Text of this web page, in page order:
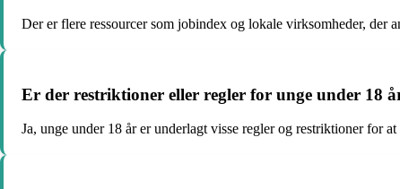
Der er flere ressourcer som jobindex og lokale virksomheder, der
Er der restriktioner eller regler for unge under 18
Ja, unge under 18 år er underlagt visse regler og restriktioner for